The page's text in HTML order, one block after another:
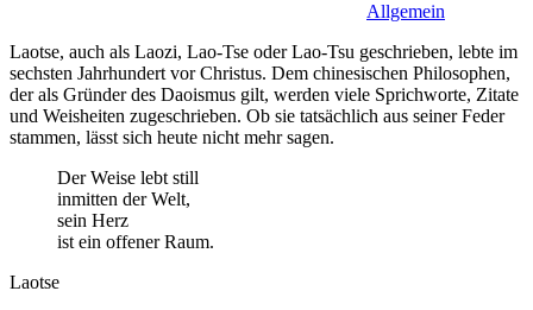
Allgemein
Laotse, auch als Laozi, Lao-Tse oder Lao-Tsu geschrieben, lebte im
sechsten Jahrhundert vor Christus. Dem chinesischen Philosophen,
der als Gründer des Daoismus gilt, werden viele Sprichworte, Zitate
und Weisheiten zugeschrieben. Ob sie tatsächlich aus seiner Feder
stammen, lässt sich heute nicht mehr sagen.
Der Weise lebt still
inmitten der Welt,
sein Herz
ist ein offener Raum.
Laotse